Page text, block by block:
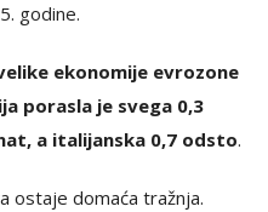
godine.
ekonomije evrozone
porasla je svega 0,3
a italijanska 0,7 odsto.
ostaje domaća tražnja.